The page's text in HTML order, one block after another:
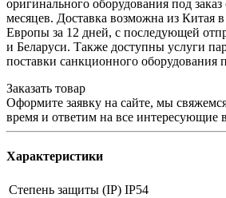
оригинального оборудования под заказ
месяцев. Доставка возможна из Китая
Европы за 12 дней, с последующей
и Беларуси. Также доступны услуги
поставки санкционного оборудования
Заказать товар
Оформите заявку на сайте, мы
время и ответим на все интересующие
Характеристики
Степень защиты (IP) IP54